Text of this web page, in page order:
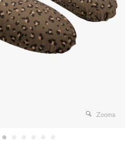
Zooma